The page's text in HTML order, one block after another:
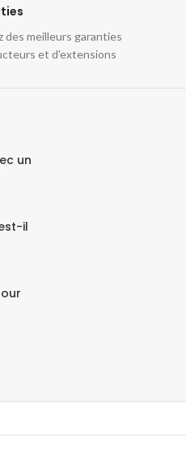
des meilleurs garanties
et d'extensions
un
il